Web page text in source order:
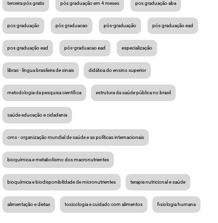
terceira pós gratis pós graduação em 4 meses pos graduação aba
pos graduação pós graduacao pós-graduação pós graduação ead
pos graduação ead pós-graduacao ead especialização
libras - língua brasileira de sinais didática do ensino superior
metodologia da pesquisa científica estrutura da saúde pública no brasil
saúde educação e cidadania
oms - organização mundial de saúde e as políticas internacionais
bioquímica e metabolismo dos macronutrientes
bioquímica e biodisponibilidade de micronutrientes terapia nutricional e saúde
alimentação e dietas toxicologia e cuidado com alimentos fisiologia humana